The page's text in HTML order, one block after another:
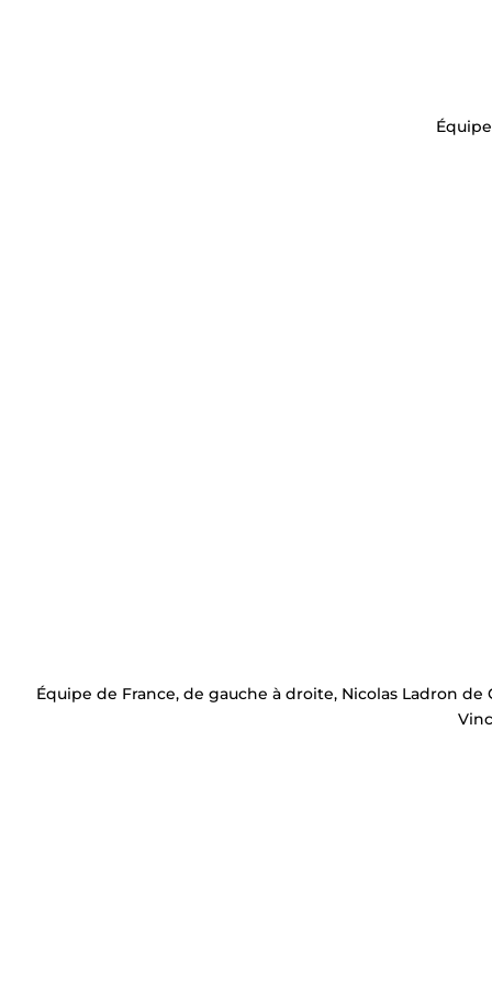
Équipe de France, de gauche à droite, Nicolas Ladron